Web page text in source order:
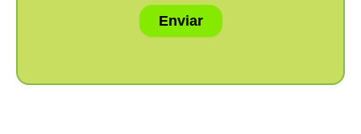
Enviar